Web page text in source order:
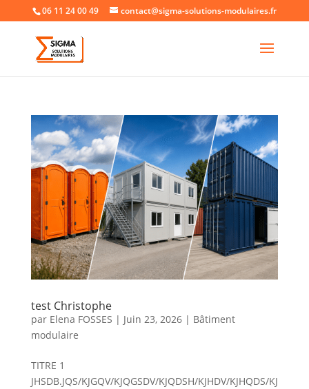
06 11 24 00 49 contact@sigma-solutions-modulaires.fr
test Christophe
par Elena FOSSES | Juin 23, 2026| Bâtiment
modulaire
TITRE 1
JHSDB.JQS/KJGQV/KJQGSDV/KJQDSH/KJHDV/KJHQDS/KJ